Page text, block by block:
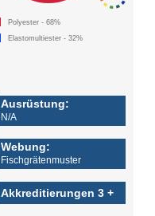
Polyester - 68%
Elastomultiester - 32%
Ausrüstung:
N/A
Webung:
Fischgrätenmuster
Akkreditierungen 3 +